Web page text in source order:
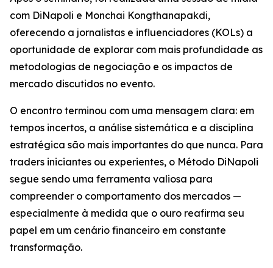
com DiNapoli e Monchai Kongthanapakdi,
oferecendo a jornalistas e influenciadores (KOLs) a
oportunidade de explorar com mais profundidade as
metodologias de negociação e os impactos de
mercado discutidos no evento.
O encontro terminou com uma mensagem clara: em
tempos incertos, a análise sistemática e a disciplina
estratégica são mais importantes do que nunca. Para
traders iniciantes ou experientes, o Método DiNapoli
segue sendo uma ferramenta valiosa para
compreender o comportamento dos mercados —
especialmente à medida que o ouro reafirma seu
papel em um cenário financeiro em constante
transformação.